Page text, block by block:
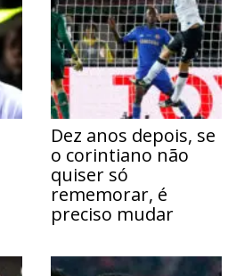
Dez anos depois, se
o corintiano não
quiser só
rememorar, é
preciso mudar